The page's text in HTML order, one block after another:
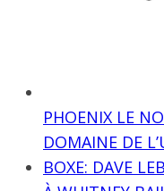
PHOENIX LE
DOMAINE DE
BOXE: DAVE